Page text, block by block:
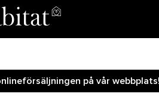
på vår